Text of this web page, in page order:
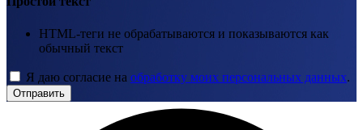
HTML-теги не обрабатываются и показываются как
обычный текст
Я даю согласие на обработку моих персональных данных.
Отправить